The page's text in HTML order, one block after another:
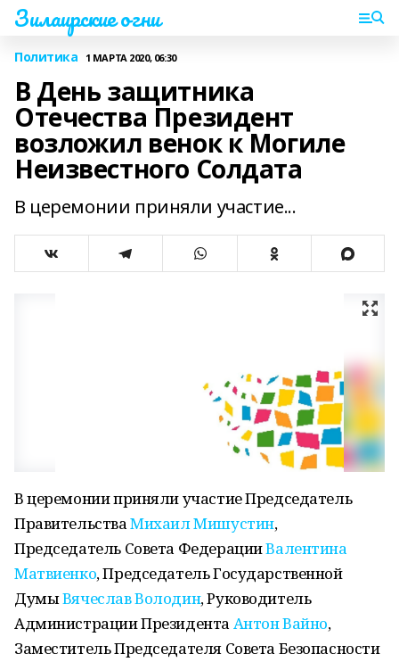
Зилаирские огни
Политика 1 МАРТА 2020, 06:30
В День защитника
Отечества Президент
возложил венок к Могиле
Неизвестного Солдата
В церемонии приняли участие...
В церемонии приняли участие Председатель
ПравительстваМихаил Мишустин,
Председатель Совета ФедерацииВалентина
Матвиенко, Председатель Государственной
ДумыВячеслав Володин, Руководитель
Администрации Президента Антон Вайно,
Заместитель Председателя Совета Безопасности